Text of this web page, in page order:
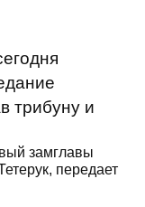
трибуну и
замглавы
передает